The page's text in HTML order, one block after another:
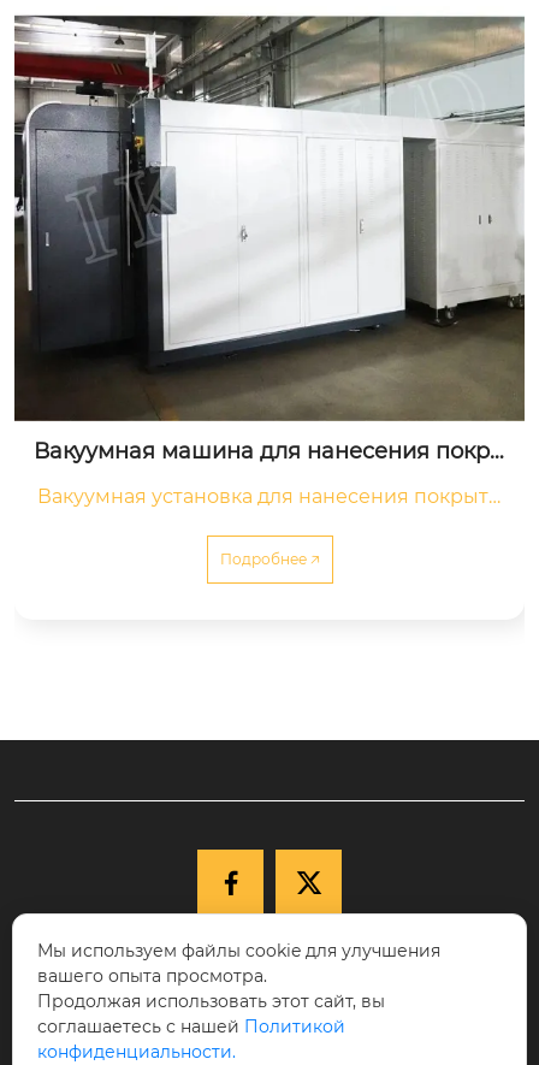
Вакуумная машина для нанесения покры
Вакуумная установка для нанесения покрыти
покрытий на пресс-формы, использует техно
логию Большая арка+IET, обладает большой п
Подробнее 🡥
 
 +86-15040177271

КНР, провинция Ляонин, г. Шэньян,
Новый район Шэньбэй, ул. Цююэху, д.
Мы используем файлы cookie для улучшения
вашего опыта просмотра.
Продолжая использовать этот сайт, вы
соглашаетесь с нашей Политикой
конфиденциальности.